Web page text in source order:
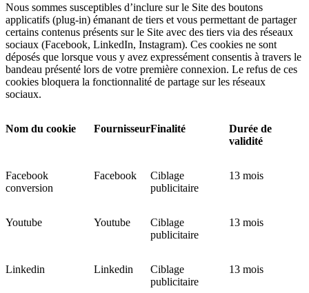
Nous sommes susceptibles d’inclure sur le Site des boutons
applicatifs (plug-in) émanant de tiers et vous permettant de partager
certains contenus présents sur le Site avec des tiers via des réseaux
sociaux (Facebook, LinkedIn, Instagram). Ces cookies ne sont
déposés que lorsque vous y avez expressément consentis à travers le
bandeau présenté lors de votre première connexion. Le refus de ces
cookies bloquera la fonctionnalité de partage sur les réseaux
sociaux.
Nom du cookie FournisseurFinalité
Durée de
validité
Facebook
conversion
Facebook
Ciblage
publicitaire
13 mois
Youtube Youtube
Ciblage
publicitaire
13 mois
Linkedin Linkedin
Ciblage
publicitaire
13 mois